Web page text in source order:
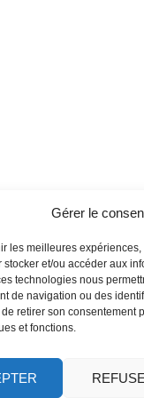
Gérer le
les meilleures
stocker et/ou accéder aux
technologies nous
de navigation ou des
retirer son consentement
et fonctions.
sommes-nous
chez nous
un stage
Autres
Vie privée
Mentions